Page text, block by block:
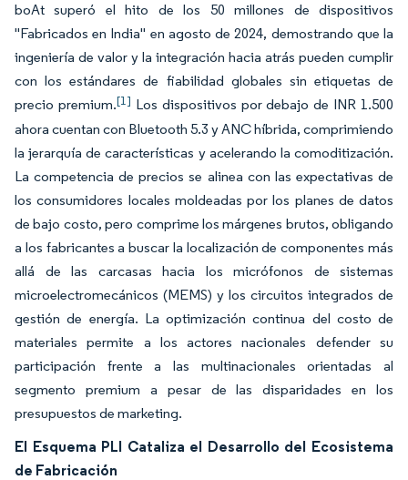
boAt superó el hito de los 50 millones de dispositivos
"Fabricados en India" en agosto de 2024, demostrando que la
ingeniería de valor y la integración hacia atrás pueden cumplir
con los estándares de fiabilidad globales sin etiquetas de
precio premium.[1] Los dispositivos por debajo de INR 1.500
ahora cuentan con Bluetooth 5.3 y ANC híbrida, comprimiendo
la jerarquía de características y acelerando la comoditización.
La competencia de precios se alinea con las expectativas de
los consumidores locales moldeadas por los planes de datos
de bajo costo, pero comprime los márgenes brutos, obligando
a los fabricantes a buscar la localización de componentes más
allá de las carcasas hacia los micrófonos de sistemas
microelectromecánicos (MEMS) y los circuitos integrados de
gestión de energía. La optimización continua del costo de
materiales permite a los actores nacionales defender su
participación frente a las multinacionales orientadas al
segmento premium a pesar de las disparidades en los
presupuestos de marketing.
El Esquema PLI Cataliza el Desarrollo del Ecosistema
de Fabricación